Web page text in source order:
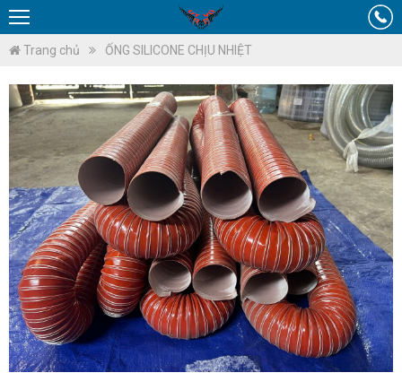
Trang chủ ỐNG SILICONE CHỊU NHIỆT